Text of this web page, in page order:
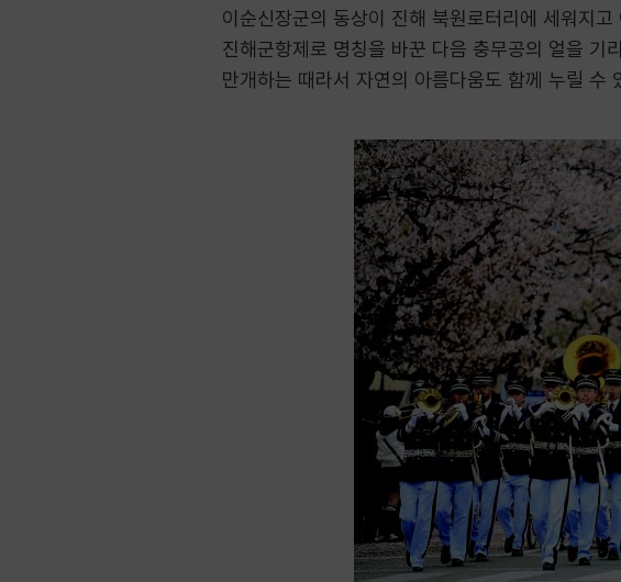
이순신장군의 동상이 진해 북원로터리에 세워지
진해군항제로 명칭을 바꾼 다음 충무공의 얼을 기
만개하는 때라서 자연의 아름다움도 함께 누릴 수